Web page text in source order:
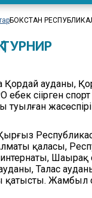
қабылдау
және
сөйлеулер
БОКСТАН
ауданы,
сіңірген
туылған
Қырғыз
қаласы,
Талас
қатысты.